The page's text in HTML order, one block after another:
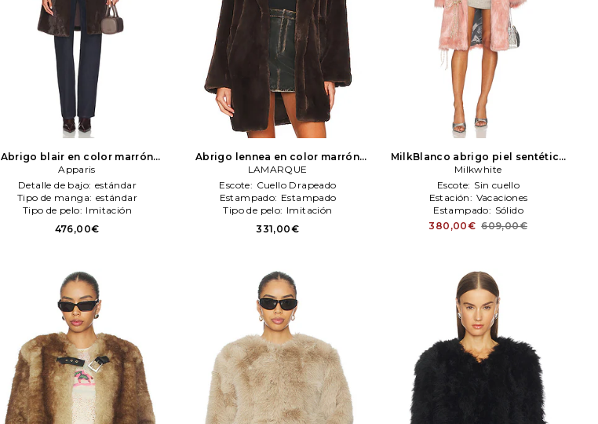
Abrigo blair en color marrón
Apparis
Apparis
Detalle de bajo: estándar
Tipo de manga: estándar
Tipo de pelo: Imitación
476,00€
Abrigo lennea en color marrón
LAMARQUE
LAMARQUE
Escote: Cuello Drapeado
Estampado: Estampado
Tipo de pelo: Imitación
331,00€
MilkBlanco abrigo piel sentética
en color rosado Milkwhite
Milkwhite
Escote: Sin cuello
Estación: Vacaciones
Estampado: Sólido
380,00€ 609,00€